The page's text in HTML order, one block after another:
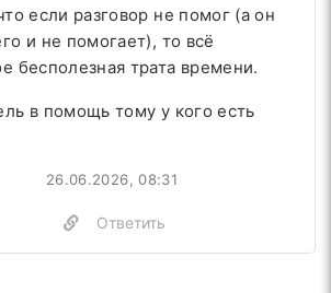
если разговор не помог (а он
и не помогает), то всё
бесполезная трата времени.
в помощь тому у кого есть
26.06.2026, 08:31
Ответить